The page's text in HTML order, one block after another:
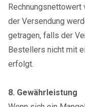
Rechnungsnettowert
der Versendung
getragen, falls der
Bestellers nicht mit
erfolgt.
8. Gewährleistung